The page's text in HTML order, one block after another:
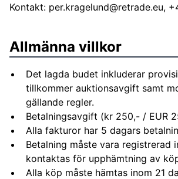
Kontakt: per.kragelund@retrade.eu,
Allmänna villkor
Det lagda budet inkluderar
tillkommer auktionsavgift samt
gällande regler.
Betalningsavgift (kr 250,- / EUR
Alla fakturor har 5 dagars
Betalning måste vara registrerad
kontaktas för upphämtning av
Alla köp måste hämtas inom 21